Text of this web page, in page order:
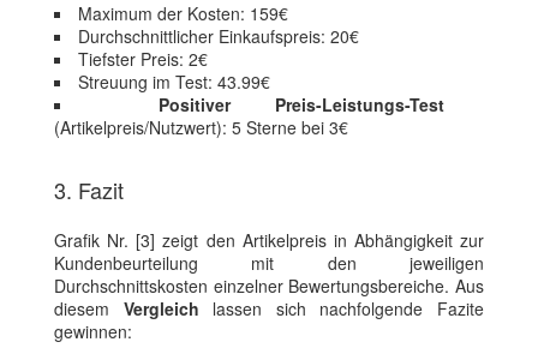
Maximum der Kosten: 159€
Durchschnittlicher Einkaufspreis: 20€
Tiefster Preis: 2€
Streuung im Test: 43.99€
Positiver Preis-Leistungs-Test
(Artikelpreis/Nutzwert): 5 Sterne bei 3€
3. Fazit
Grafik Nr. [3] zeigt den Artikelpreis in Abhängigkeit zur
Kundenbeurteilung mit den jeweiligen
Durchschnittskosten einzelner Bewertungsbereiche. Aus
diesem Vergleich lassen sich nachfolgende Fazite
gewinnen: